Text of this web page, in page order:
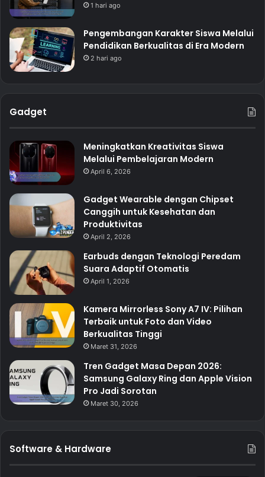
1 hari ago
Pengembangan Karakter Siswa Melalui
Pendidikan Berkualitas di Era Modern
2 hari ago
Gadget
Meningkatkan Kreativitas Siswa
Melalui Pembelajaran Modern
April 6, 2026
Gadget Wearable dengan Chipset
Canggih untuk Kesehatan dan
Produktivitas
April 2, 2026
Earbuds dengan Teknologi Peredam
Suara Adaptif Otomatis
April 1, 2026
Kamera Mirrorless Sony A7 IV: Pilihan
Terbaik untuk Foto dan Video
Berkualitas Tinggi
Maret 31, 2026
Tren Gadget Masa Depan 2026:
Samsung Galaxy Ring dan Apple Vision
Pro Jadi Sorotan
Maret 30, 2026
Software & Hardware